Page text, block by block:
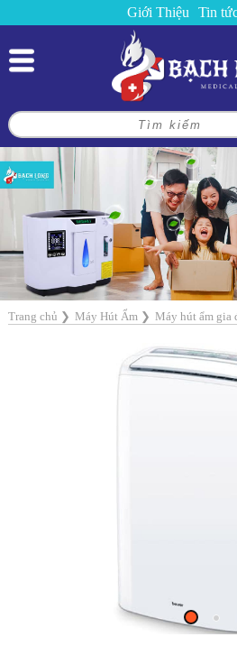
Giới Thiệu Tin
Trang chủ ❯ Máy Hút Ẩm❯ Máy hút ẩm gia